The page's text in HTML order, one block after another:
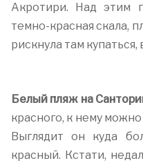
Акротири. Над этим
темно-красная скала,
рискнула там купаться,
Белый пляж на
красного, к нему
Выглядит он куда
красный. Кстати,